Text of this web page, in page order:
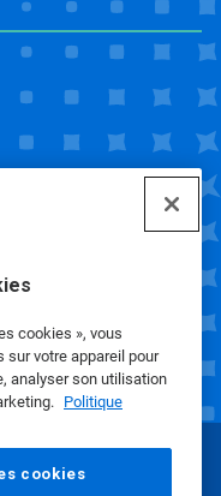
cookies », vous
votre appareil pour
analyser son utilisation
Politique
cookies